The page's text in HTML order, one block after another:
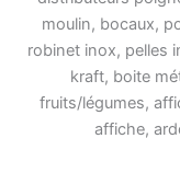
moulin, bocaux,
robinet inox, pelles
kraft, boite
fruits/légumes,
affiche,